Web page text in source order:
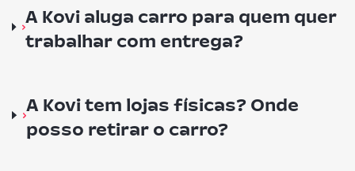
A Kovi aluga carro para quem quer
trabalhar com entrega?
A Kovi tem lojas físicas? Onde
posso retirar o carro?